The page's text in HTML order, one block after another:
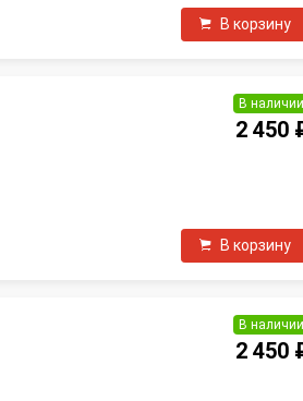
В корзину
В наличии
2 450
В корзину
В наличии
2 450